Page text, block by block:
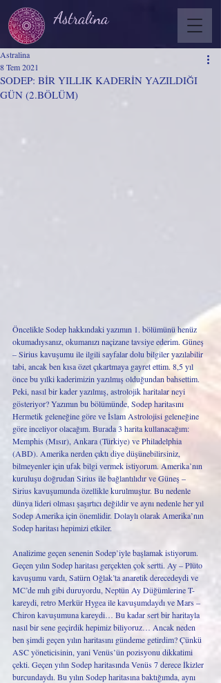
Astralina
SODEP: BİR YILLIK KADERİN YAZILDIĞI
GÜN (2.BÖLÜM)
Astralina
8 Tem 2021
Öncelikle Sodep hakkındaki yazımın 1. bölümünü henüz
okumadıysanız, okumanızı naçizane tavsiye ederim. Güneş
– Sirius kavuşumu ile ilgili sayfalar dolu bilgiler yazılabilir
tabi, ancak ben kısa özet çıkartmaya gayret ettim. 8,5 yıl
önce bu yılki kaderimizin yazılmış olduğundan bahsettim.
Peki, nasıl bir kader yazılmış, astrolojik haritalar neyi
gösteriyor? Yazımın bu bölümünde, Sodep haritasını
Hermetik geleneğine göre ve İslam Astrolojisi geleneğine
göre inceliyor olacağım. Burada 3 harita kullanacağım:
Memphis (Mısır), Ankara (Türkiye) ve Philadelphia
(ABD). Amerika nerden çıktı diye düşünebilirsiniz,
bilmeyenler için ufak bilgi vermek istiyorum. Amerika’nın
kuruluşu doğrudan Sirius ile bağlantılıdır ve Güneş –
Sirius kavuşumunda özellikle kurulmuştur. Bu nedenle
dünya lideri olması şaşırtıcı değildir ve aynı nedenle her yıl
Sodep Amerika için önemlidir. Dolaylı olarak Amerika’nın
Sodep haritası hepimizi etkiler.
Analizime geçen senenin Sodep’iyle başlamak istiyorum.
Geçen yılın Sodep haritası gerçekten çok sertti. Ay – Plüto
kavuşumu vardı, Satürn Oğlak’ta anaretik derecedeydi ve
MC’de mıh gibi duruyordu, Neptün Ay Düğümlerine T-
kareydi, retro Merkür Hygea ile kavuşumdaydı ve Mars –
Chiron kavuşumuna kareydi… Bu kadar sert bir haritayla
nasıl bir sene geçirdik hepimiz biliyoruz… Ancak neden
ben şimdi geçen yılın haritasını gündeme getirdim? Çünkü
ASC yöneticisinin, yani Venüs’ün pozisyonu dikkatimi
çekti. Geçen yılın Sodep haritasında Venüs 7 derece İkizler
burcundaydı. Bu yılın Sodep haritasına baktığımda, aynı